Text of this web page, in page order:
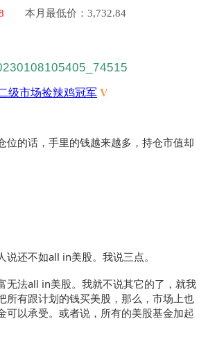
本月最低价：3,732.84
级市场捡辣鸡冠军 V
位的话，手里的钱越来越多，持仓市值却
说还不如all in美股。我说三点。
无法all in美股。我就不说其它的了，就我
所有跟计划的钱买美股，那么，市场上也
可以承受。或者说，所有的美股基金加起